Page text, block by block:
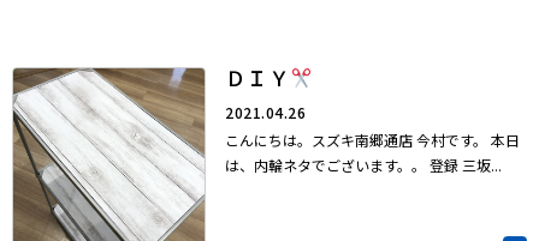
ＤＩＹ
2021.04.26
こんにちは。スズキ南郷通店 今村です。 本日
は、内輪ネタでございます。。 登録 三坂...